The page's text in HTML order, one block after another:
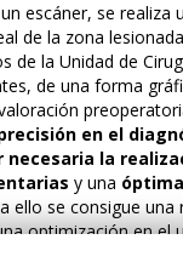
escáner, se realiza
de la zona
de la Unidad de
de una forma
en el
necesaria la
y una
ello se consigue una
optimización en el